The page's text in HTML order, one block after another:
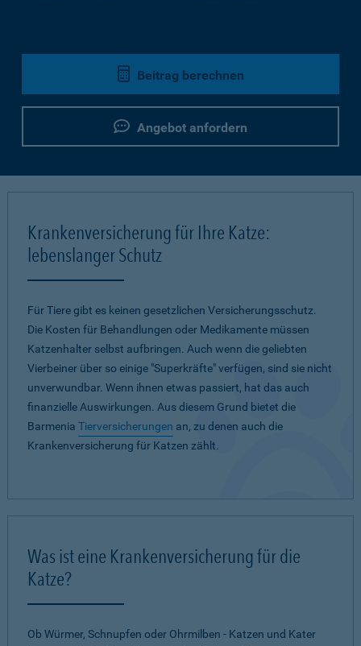
Beitrag berechnen
Angebot anfordern
Krankenversicherung für Ihre Katze:
lebenslanger Schutz
Für Tiere gibt es keinen gesetzlichen Versicherungsschutz.
Die Kosten für Behandlungen oder Medikamente müssen
Katzenhalter selbst aufbringen. Auch wenn die geliebten
Vierbeiner über so einige "Superkräfte" verfügen, sind sie nicht
unverwundbar. Wenn ihnen etwas passiert, hat das auch
finanzielle Auswirkungen. Aus diesem Grund bietet die
Barmenia Tierversicherungen an, zu denen auch die
Krankenversicherung für Katzen zählt.
Was ist eine Krankenversicherung für die
Katze?
Ob Würmer, Schnupfen oder Ohrmilben - Katzen und Kater